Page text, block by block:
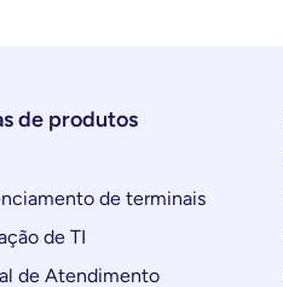
de produtos
de terminais
de TI
de Atendimento